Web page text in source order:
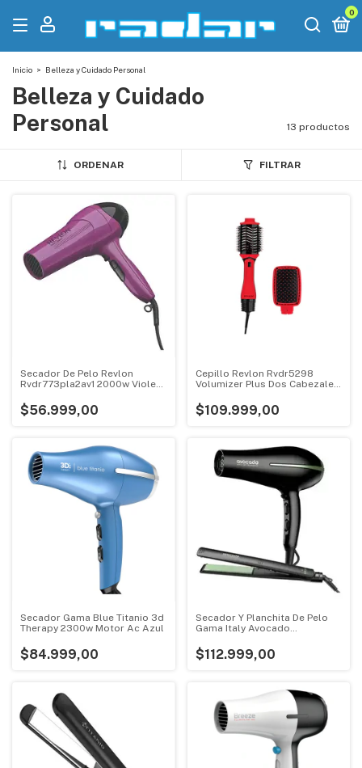
0
Inicio > Belleza y Cuidado Personal
Belleza y Cuidado
Personal
13 productos
ORDENAR FILTRAR
Secador De Pelo Revlon
Rvdr773pla2av1 2000w Violeta
$56.999,00
Cepillo Revlon Rvdr5298
Volumizer Plus Dos Cabezales
$109.999,00
Secador Gama Blue Titanio 3d
Therapy 2300w Motor Ac Azul
$84.999,00
Secador Y Planchita De Pelo
Gama Italy Avocado
$112.999,00